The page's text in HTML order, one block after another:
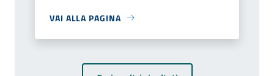
VAI ALLA PAGINA